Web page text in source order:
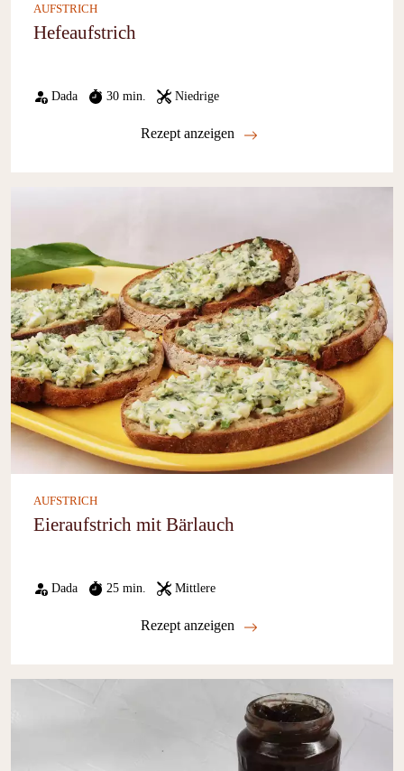
AUFSTRICH
Hefeaufstrich
Dada 30 min. Niedrige
Rezept anzeigen
AUFSTRICH
Eieraufstrich mit Bärlauch
Dada 25 min. Mittlere
Rezept anzeigen